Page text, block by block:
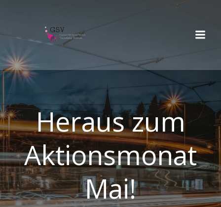
Heraus zum
Aktionsmonat
Mai!